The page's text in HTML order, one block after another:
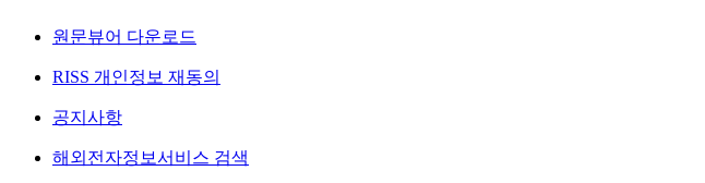
원문뷰어 다운로드
RISS 개인정보 재동의
공지사항
해외전자정보서비스 검색